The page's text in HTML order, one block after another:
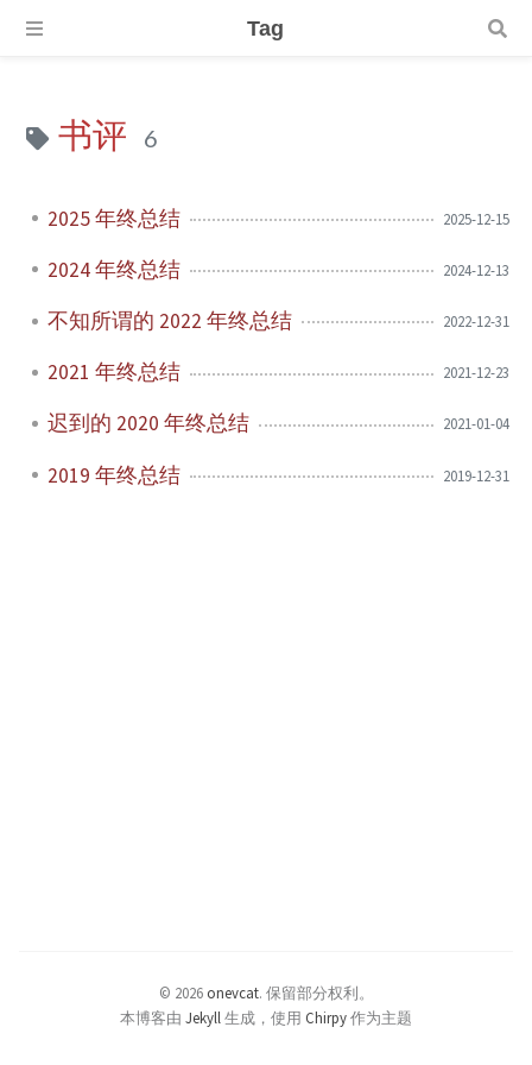
Tag
书评 6
2025 年终总结 2025-12-15
2024 年终总结 2024-12-13
不知所谓的 2022 年终总结 2022-12-31
2021 年终总结 2021-12-23
迟到的 2020 年终总结 2021-01-04
2019 年终总结 2019-12-31
© 2026 onevcat. 保留部分权利。
本博客由 Jekyll 生成，使用 Chirpy作为主题